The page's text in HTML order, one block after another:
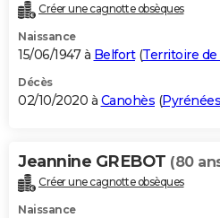
Créer une cagnotte obsèques
Naissance
15/06/1947 à Belfort(Territoire
Décès
02/10/2020 à Canohès (
Jeannine GREBOT (80
Créer une cagnotte obsèques
Naissance